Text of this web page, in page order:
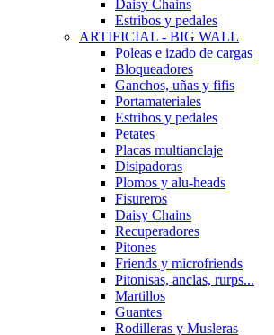
Daisy Chains
Estribos y pedales
ARTIFICIAL - BIG WALL
Poleas e izado de cargas
Bloqueadores
Ganchos, uñas y fifis
Portamateriales
Estribos y pedales
Petates
Placas multianclaje
Disipadoras
Plomos y alu-heads
Fisureros
Daisy Chains
Recuperadores
Pitones
Friends y microfriends
Pitonisas, anclas, rurps...
Martillos
Guantes
Rodilleras y Musleras